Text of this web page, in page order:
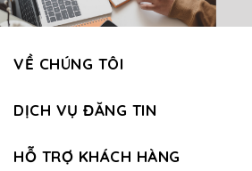
VỀ CHÚNG TÔI
DỊCH VỤ ĐĂNG TIN
HỖ TRỢ KHÁCH HÀNG